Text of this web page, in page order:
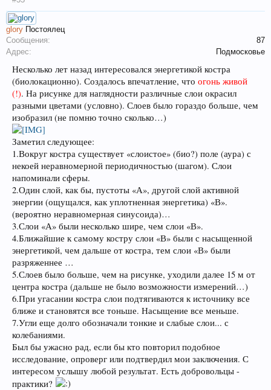
glory Постоялец
Сообщения:
87
Адрес:
Подмосковье
Несколько лет назад интересовался энергетикой костра
(биолокационно). Создалось впечатление, что огонь живой
(!). На рисунке для наглядности различные слои окрасил
разными цветами (условно). Слоев было гораздо больше, чем
изобразил (не помню точно сколько…)
Заметил следующее:
1.Вокруг костра существует «слоистое» (био?) поле (аура) с
некоей неравномерной периодичностью (шагом). Слои
напоминали сферы.
2.Один слой, как бы, пустоты «А», другой слой активной
энергии (ощущался, как уплотненная энергетика) «В».
(вероятно неравномерная синусоида)…
3.Слои «А» были несколько шире, чем слои «В».
4.Ближайшие к самому костру слои «В» были с насыщенной
энергетикой, чем дальше от костра, тем слои «В» были
разряженнее …
5.Слоев было больше, чем на рисунке, уходили далее 15 м от
центра костра (дальше не было возможности измерений…)
6.При угасании костра слои подтягиваются к источнику все
ближе и становятся все тоньше. Насыщение все меньше.
7.Угли еще долго обозначали тонкие и слабые слои... с
колебаниями.
Был бы ужасно рад, если бы кто повторил подобное
исследование, опроверг или подтвердил мои заключения. С
интересом услышу любой результат. Есть добровольцы -
практики?